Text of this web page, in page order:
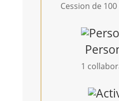
Cession de
1